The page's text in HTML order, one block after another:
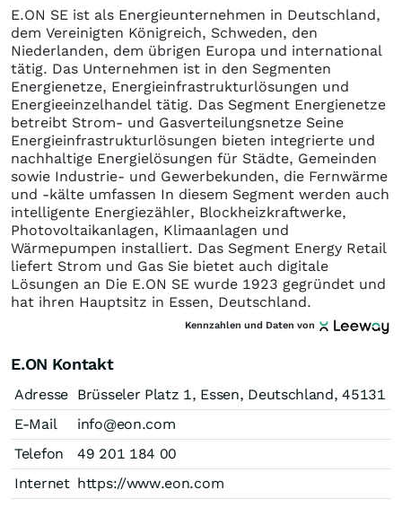
E.ON SE ist als Energieunternehmen in Deutschland,
dem Vereinigten Königreich, Schweden, den
Niederlanden, dem übrigen Europa und international
tätig. Das Unternehmen ist in den Segmenten
Energienetze, Energieinfrastrukturlösungen und
Energieeinzelhandel tätig. Das Segment Energienetze
betreibt Strom- und Gasverteilungsnetze Seine
Energieinfrastrukturlösungen bieten integrierte und
nachhaltige Energielösungen für Städte, Gemeinden
sowie Industrie- und Gewerbekunden, die Fernwärme
und -kälte umfassen In diesem Segment werden auch
intelligente Energiezähler, Blockheizkraftwerke,
Photovoltaikanlagen, Klimaanlagen und
Wärmepumpen installiert. Das Segment Energy Retail
liefert Strom und Gas Sie bietet auch digitale
Lösungen an Die E.ON SE wurde 1923 gegründet und
hat ihren Hauptsitz in Essen, Deutschland.
Kennzahlen und Daten von
E.ON Kontakt
Adresse Brüsseler Platz 1, Essen, Deutschland, 45131
E-Mail
info@eon.com
Telefon
49 201 184 00
Internet https://www.eon.com